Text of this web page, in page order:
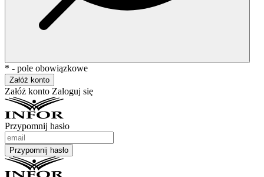
* - pole obowiązkowe
Załóż konto
Załóż konto Zaloguj się
Przypomnij hasło
Przypomnij hasło